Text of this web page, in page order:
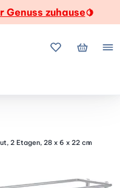
zuhause🍋
MeineMein
2 Etagen, 28 x 6 x 22 cm